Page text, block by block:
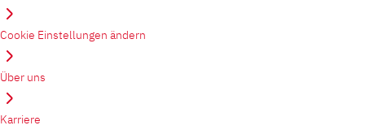
Cookie Einstellungen ändern
Über uns
Karriere